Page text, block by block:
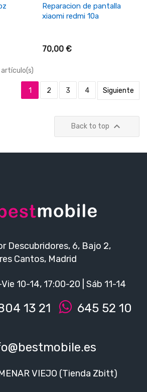
Reparacion de pantalla
xiaomi redmi 10a
70,00 €
artículo(s)
1 2 3 4 Siguiente
Back to top 
Descubridores, 6, Bajo 2,
Cantos, Madrid
10-14, 17:00-20 | Sáb 11-14
13 21
645 52 10
VIEJO (Tienda Zbitt)